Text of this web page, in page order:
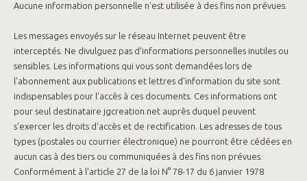
Aucune information personnelle n'est utilisée à des fins non prévues.
Les messages envoyés sur le réseau Internet peuvent être
interceptés. Ne divulguez pas d'informations personnelles inutiles ou
sensibles. Les informations qui vous sont demandées lors de
l'abonnement aux publications et lettres d'information du site sont
indispensables pour l'accès à ces documents. Ces informations ont
pour seul destinataire jgcreation.net auprès duquel peuvent
s'exercer les droits d'accès et de rectification. Les adresses de tous
types (postales ou courrier électronique) ne pourront être cédées en
aucun cas à des tiers ou communiquées à des fins non prévues.
Conformément à l'article 27 de la loi N° 78-17 du 6 janvier 1978